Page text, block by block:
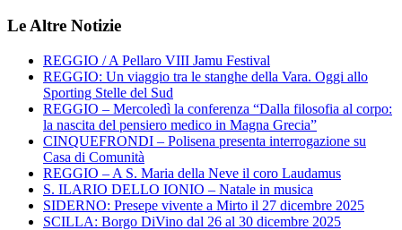
Le Altre Notizie
REGGIO / A Pellaro VIII Jamu Festival
REGGIO: Un viaggio tra le stanghe della Vara. Oggi allo
Sporting Stelle del Sud
REGGIO – Mercoledì la conferenza “Dalla filosofia al corpo:
la nascita del pensiero medico in Magna Grecia”
CINQUEFRONDI – Polisena presenta interrogazione su
Casa di Comunità
REGGIO – A S. Maria della Neve il coro Laudamus
S. ILARIO DELLO IONIO – Natale in musica
SIDERNO: Presepe vivente a Mirto il 27 dicembre 2025
SCILLA: Borgo DiVino dal 26 al 30 dicembre 2025